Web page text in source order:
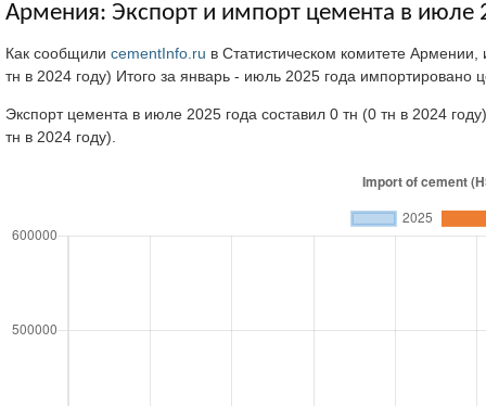
Армения: Экспорт и импорт цемента в июле
Как сообщили cementInfo.ru в Статистическом комитете
тн в 2024 году) Итого за январь - июль 2025 года
Экспорт цемента в июле 2025 года составил 0 тн (0 тн в 2024
тн в 2024 году).